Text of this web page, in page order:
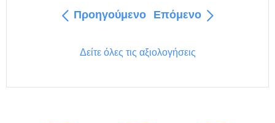
Προηγούμενο Επόμενο
Δείτε όλες τις αξιολογήσεις